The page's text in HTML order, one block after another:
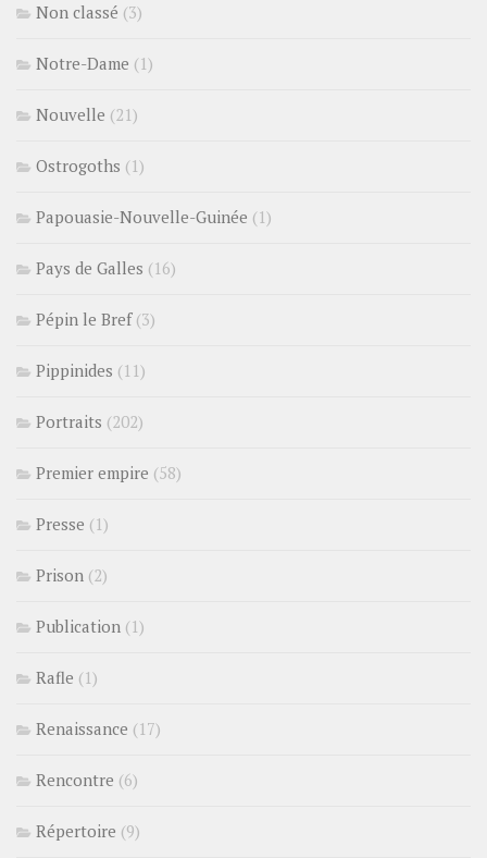
Non classé (3)
Notre-Dame (1)
Nouvelle (21)
Ostrogoths (1)
Papouasie-Nouvelle-Guinée (1)
Pays de Galles (16)
Pépin le Bref(3)
Pippinides (11)
Portraits (202)
Premier empire (58)
Presse (1)
Prison (2)
Publication (1)
Rafle (1)
Renaissance (17)
Rencontre (6)
Répertoire (9)